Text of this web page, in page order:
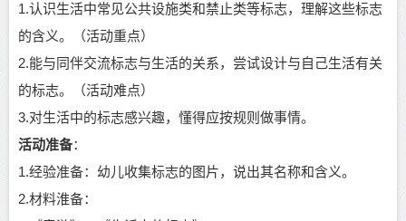
1.认识生活中常见公共设施类和禁止类等标志，理解这些标志
的含义。（活动重点）
2.能与同伴交流标志与生活的关系，尝试设计与自己生活有关
的标志。（活动难点）
3.对生活中的标志感兴趣，懂得应按规则做事情。
活动准备：
1.经验准备：幼儿收集标志的图片，说出其名称和含义。
2.材料淮备：